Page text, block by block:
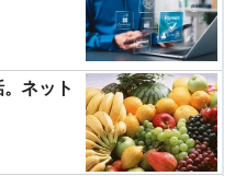
ネット